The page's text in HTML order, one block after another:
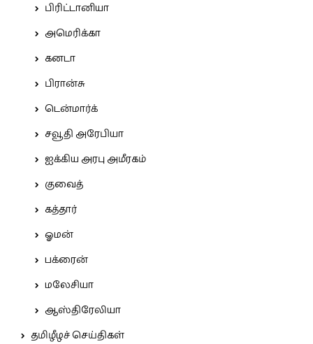
பிரிட்டானியா
அமெரிக்கா
கனடா
பிரான்சு
டென்மார்க்
சவூதி அரேபியா
ஐக்கிய அரபு அமீரகம்
குவைத்
கத்தார்
ஓமன்
பக்ரைன்
மலேசியா
ஆஸ்திரேலியா
தமிழீழச் செய்திகள்